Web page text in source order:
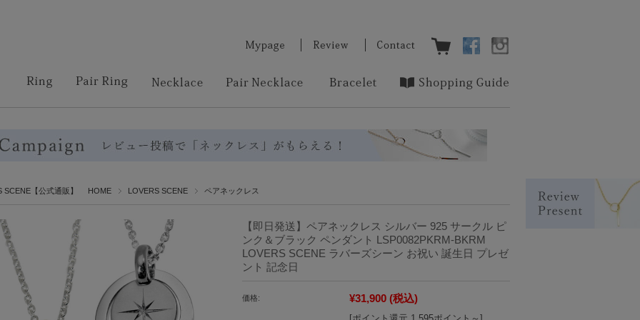
SCENE【公式通販】 HOME LOVERS SCENE ペアネックレス
【即日発送】ペアネックレス シルバー 925 サークル ピ
ンク＆ブラック ペンダント LSP0082PKRM-BKRM
LOVERS SCENE ラバーズシーン お祝い 誕生日 プレゼ
ント 記念日
価格: ¥31,900 (税込)